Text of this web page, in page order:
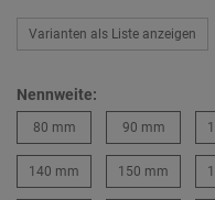
Varianten als Liste anzeigen
Nennweite:
80 mm 90 mm
140 mm 150 mm